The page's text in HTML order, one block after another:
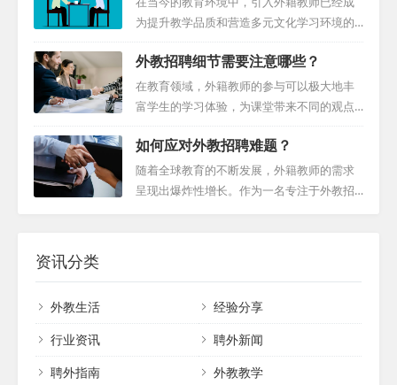
有足够的时间去寻找高素质的外籍教师，并
以让学校有更多的选择，而且也更有可能吸
引到顶尖的人才。 二、制作详细的招聘信息
魔...
球教育的影响，并提出应对这一挑战的成功
策略。 二、疫情对全球教育的影响 教学干
扰：外籍教师在许多学校中扮演着重要角
色，他们的语言能力和文化见解为教育体验
增添了独特价值。然而，由于疫情导致的国
短缺的问题。这导致了教学计划的调整，甚
至一些依赖外籍教师的课程被迫暂停或取
消。...
为提升教学品质和营造多元文化学习环境的
重要手段。而在这其中，面试作为筛选合适
人选的关键环节，显得尤为重要。本文将回
答如何给外教面试这个问题，并深入探讨外
教面试中的有效沟通技巧，以帮助外教面试
官更好地评估候选人。 第一印象：准时的重
要性 面试开始时的几分钟对于整个面试的氛
围和双方的态度有着决定性的影响。准时到
达不仅仅显示了候选人的专业素养和对面试
外教招聘细节需要注意哪些？
在教育领域，外籍教师的参与可以极大地丰
富学生的学习体验，为课堂带来不同的观点
和专业知识。然而，招聘这些教育人才是一
项复杂且需要细致规划的任务。从初步接触
到招聘后的支持，每一步都需要周密的考虑
和战略性的规划。本指南旨在全面解析招聘
域、教学风格以及期望的文化适应性。通过
明确这些要求，可以更有针对性地寻找合适
如何应对外教招聘难题？
随着全球教育的不断发展，外籍教师的需求
呈现出爆炸性增长。作为一名专注于外教招
挑战之一是外籍教师资源的稀缺。尽管需求
持续增长，但合格的外籍教师数量有限。此
外，许多外教在求职时变得更加挑剔，这无
疑增加了学校找到合适候选人的难度。因
资讯分类
外教生活
经验分享
行业资讯
聘外新闻
聘外指南
外教教学